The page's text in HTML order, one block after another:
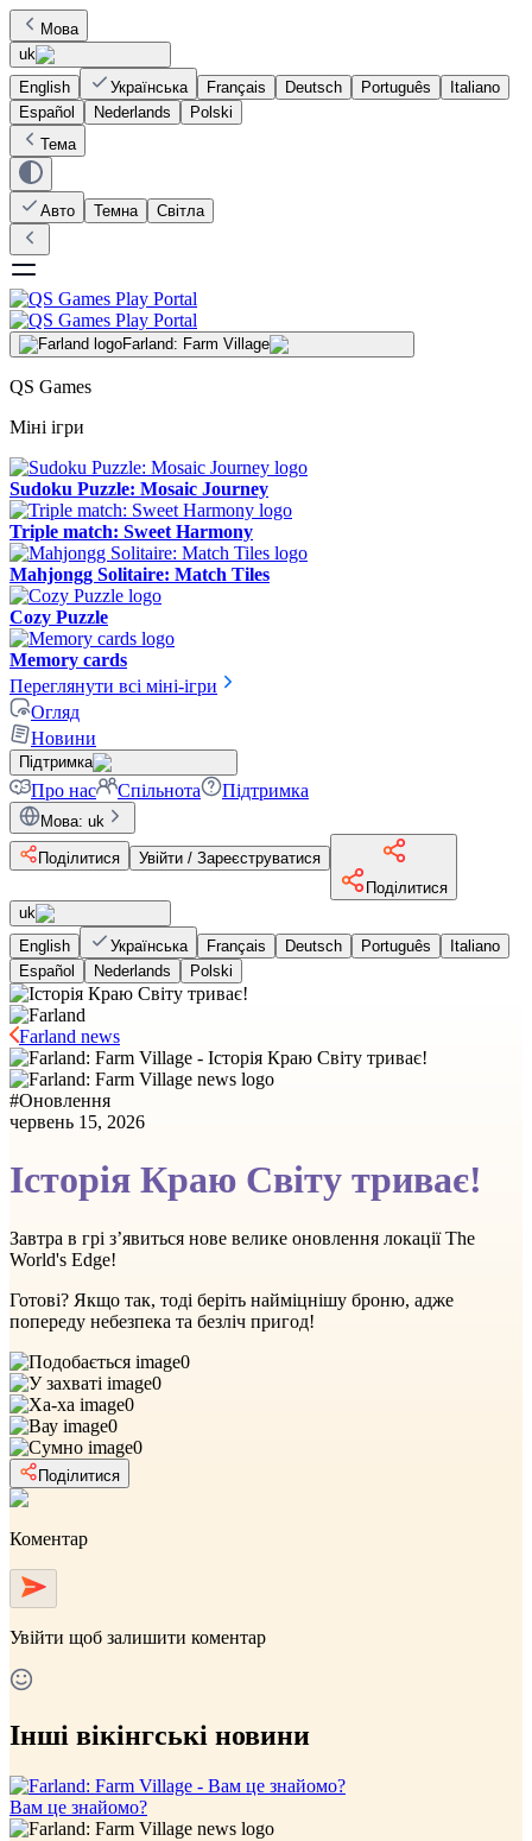
Мова
uk
English
Українська Français Deutsch Português
Italiano
Español
Nederlands
Polski
Тема
Авто Темна Світла
Farland: Farm Village
QS Games
Міні ігри
Sudoku Puzzle: Mosaic Journey
Triple match: Sweet Harmony
Mahjongg Solitaire: Match Tiles
Cozy Puzzle
Memory cards
Переглянути всі міні-ігри
Огляд
Новини
Підтримка
Про нас Спільнота Підтримка
Мова: uk
Поділитися
Увійти / Зареєструватися
Поділитися
uk
English
Українська Français Deutsch Português
Italiano
Español
Nederlands Polski
Farland news
#Оновлення
червень 15, 2026
Історія Краю Світу триває!
Завтра в грі з’явиться нове велике оновлення локації The
World's Edge!
Готові? Якщо так, тоді беріть найміцнішу броню, адже
попереду небезпека та безліч пригод!
0
0
0
0
0
Поділитися
Коментар
Увійти щоб залишити коментар
Інші вікінгські новини
Вам це знайомо?